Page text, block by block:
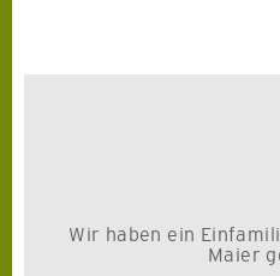
Wir haben ein
Maier